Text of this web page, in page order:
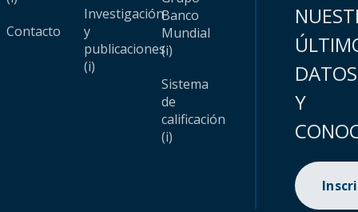
Contacto
Investigación
y
publicaciones
(i)
Banco
Mundial
(i)
Sistema
de
calificación
(i)
DATOS
Y